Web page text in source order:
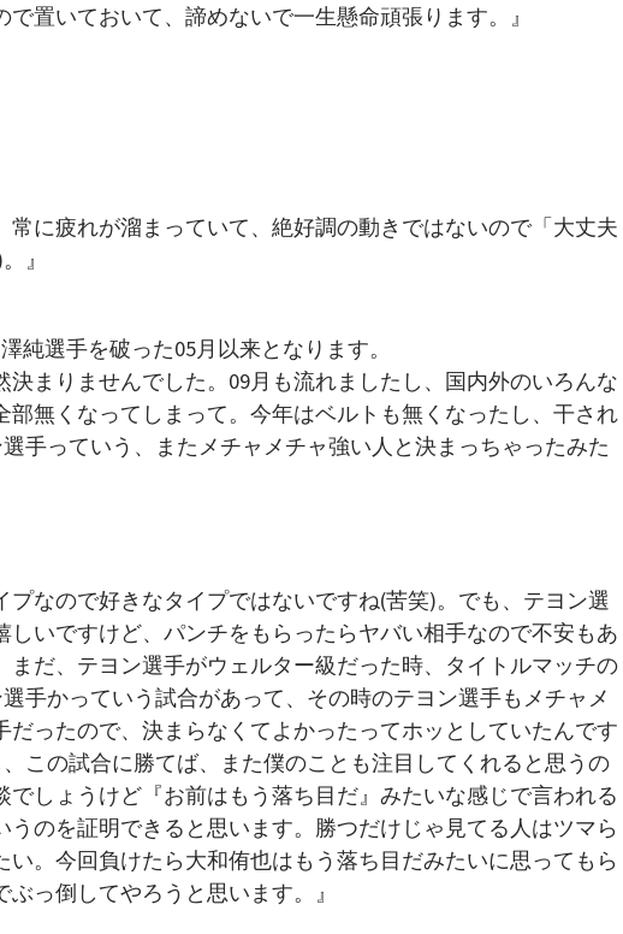
置いておいて、諦めないで一生懸命頑張ります。』
に疲れが溜まっていて、絶好調の動きではないので「大丈夫
』
選手を破った05月以来となります。
まりませんでした。09月も流れましたし、国内外のいろんな
無くなってしまって。今年はベルトも無くなったし、干され
手っていう、またメチャメチャ強い人と決まっちゃったみた
なので好きなタイプではないですね(苦笑)。でも、テヨン選
いですけど、パンチをもらったらヤバい相手なので不安もあ
だ、テヨン選手がウェルター級だった時、タイトルマッチの
手かっていう試合があって、その時のテヨン選手もメチャメ
ったので、決まらなくてよかったってホッとしていたんです
この試合に勝てば、また僕のことも注目してくれると思うの
しょうけど『お前はもう落ち目だ』みたいな感じで言われる
のを証明できると思います。勝つだけじゃ見てる人はツマら
。今回負けたら大和侑也はもう落ち目だみたいに思ってもら
っ倒してやろうと思います。』